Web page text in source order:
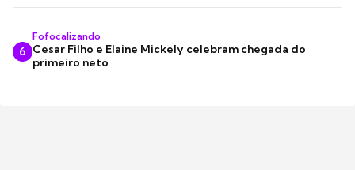
6
Fofocalizando
Cesar Filho e Elaine Mickely celebram chegada do
primeiro neto